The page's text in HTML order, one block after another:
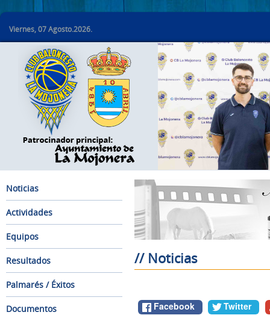
Viernes, 07 Agosto.2026.
Noticias
Actividades
Equipos
Resultados
Palmarés / Éxitos
Documentos
// Noticias
Facebook Twitter